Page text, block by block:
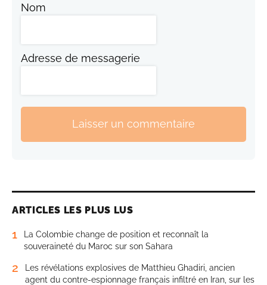
Nom
Adresse de messagerie
Laisser un commentaire
ARTICLES LES PLUS LUS
1
La Colombie change de position et reconnaît la
souveraineté du Maroc sur son Sahara
2
Les révélations explosives de Matthieu Ghadiri, ancien
agent du contre-espionnage français infiltré en Iran, sur les